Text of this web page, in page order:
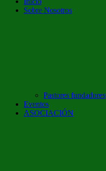
Sobre Nosotros
Pastores fundadores
Eventos
ASOCIACIÓN